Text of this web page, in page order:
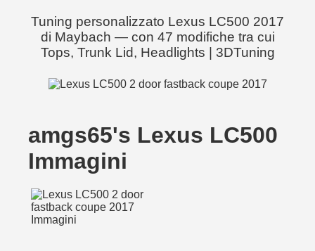
Tuning personalizzato Lexus LC500 2017
di Maybach — con 47 modifiche tra cui
Tops, Trunk Lid, Headlights | 3DTuning
amgs65's Lexus LC500
Immagini